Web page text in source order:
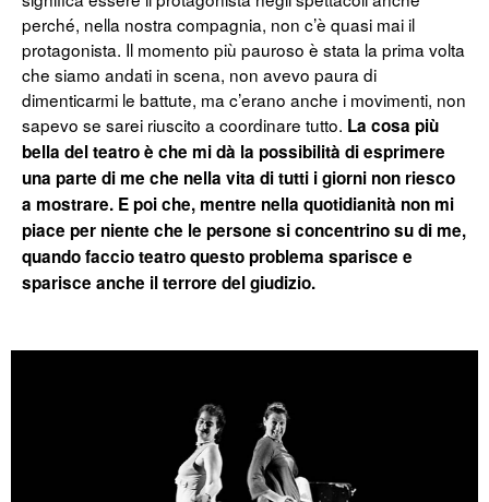
perché, nella nostra compagnia, non c’è quasi mai il
protagonista. Il momento più pauroso è stata la prima volta
che siamo andati in scena, non avevo paura di
dimenticarmi le battute, ma c’erano anche i movimenti, non
sapevo se sarei riuscito a coordinare tutto. La cosa più
bella del teatro è che mi dà la possibilità di esprimere
una parte di me che nella vita di tutti i giorni non riesco
a mostrare. E poi che, mentre nella quotidianità non mi
piace per niente che le persone si concentrino su di me,
quando faccio teatro questo problema sparisce e
sparisce anche il terrore del giudizio.